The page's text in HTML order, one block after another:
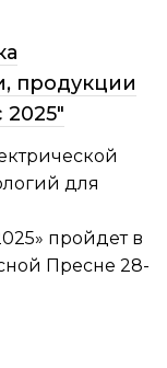
продукции
2025"
для
пройдет в
Пресне 28-